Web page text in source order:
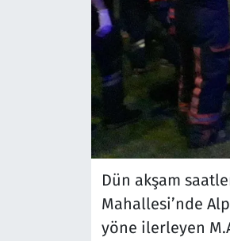
Dün akşam
Mahallesi’nde
yöne ilerleyen